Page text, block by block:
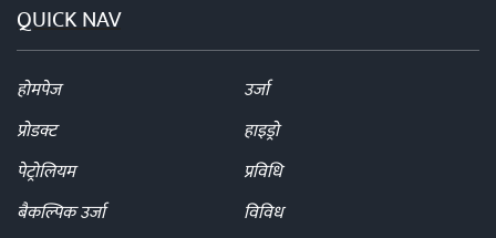
QUICK NAV
होमपेज
उर्जा
प्रोडक्ट
हाइड्रो
पेट्रोलियम
प्रविधि
बैकल्पिक उर्जा
विविध